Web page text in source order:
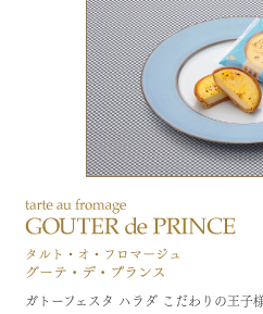
ガトーフェスタ ハラダ こだわりの王子